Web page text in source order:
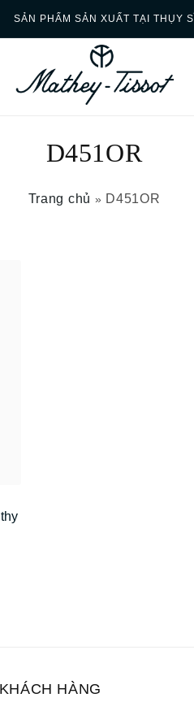
SẢN PHẨM SẢN XUẤT TẠI THỤY SĨ
D451OR
Trang chủ » D451OR
HÀNG